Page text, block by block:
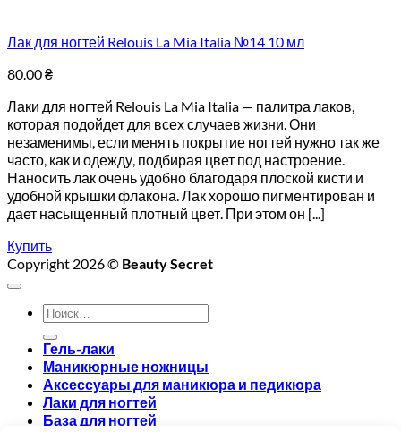
Лак для ногтей Relouis La Mia Italia №14 10 мл
80.00₴
Лаки для ногтей Relouis La Mia Italia — палитра лаков,
которая подойдет для всех случаев жизни. Они
незаменимы, если менять покрытие ногтей нужно так же
часто, как и одежду, подбирая цвет под настроение.
Наносить лак очень удобно благодаря плоской кисти и
удобной крышки флакона. Лак хорошо пигментирован и
дает насыщенный плотный цвет. При этом он [...]
Купить
Copyright 2026 © Beauty Secret
Искать:
Гель-лаки
Маникюрные ножницы
Аксессуары для маникюра и педикюра
Лаки для ногтей
База для ногтей